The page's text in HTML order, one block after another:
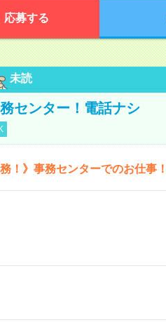
応募する
未読
センター！電話ナシ
！》事務センターでのお仕事！